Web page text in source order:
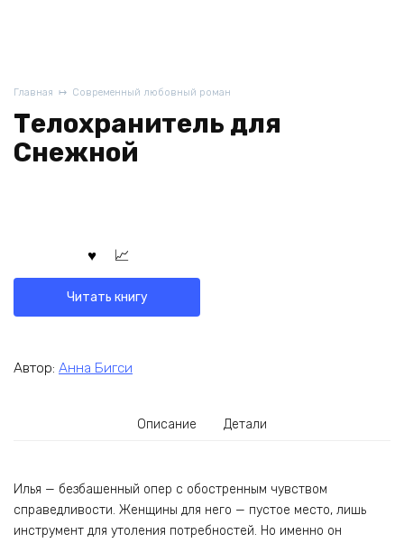
Главная Современный любовный роман
Телохранитель для
Снежной
Читать книгу
Автор: Анна Бигси
Описание Детали
Илья — безбашенный опер с обостренным чувством
справедливости. Женщины для него — пустое место, лишь
инструмент для утоления потребностей. Но именно он